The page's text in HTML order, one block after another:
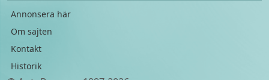
Annonsera här
Om sajten
Kontakt
Historik